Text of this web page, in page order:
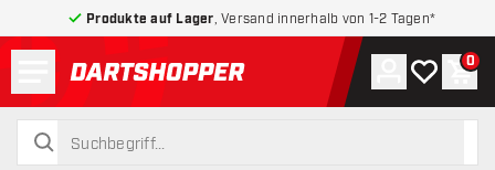
Produkte auf Lager , Versand innerhalb von 1-2 Tagen*
zurück zur Startseite
suchen
suchen
Konto
Meine 0